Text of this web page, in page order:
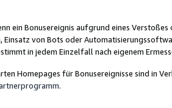
ein Bonusereignis aufgrund eines
von Bots oder
in jedem Einzelfall nach eigenem
Homepages für Bonusereignisse sind in
.